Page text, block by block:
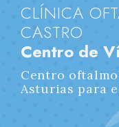
CLÍNICA
CASTRO
Centro de
Centro
Asturias para